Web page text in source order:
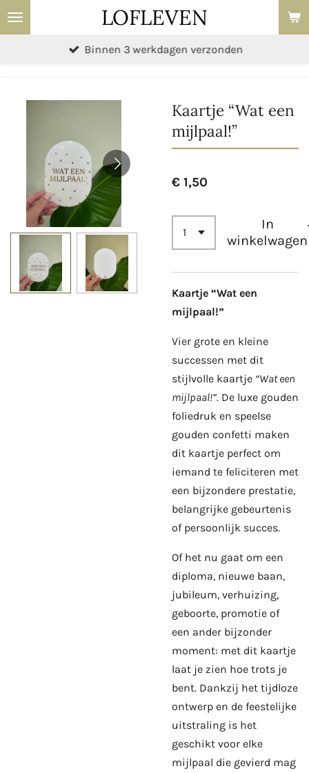
Ga
direct
LOFLEVEN
Binnen 3 werkdagen verzonden
Kaartje “Wat een
mijlpaal!”
€ 1,50
In
winkelwagen
Kaartje “Wat een
mijlpaal!”
Vier grote en kleine
successen met dit
stijlvolle kaartje “Wat een
mijlpaal!”. De luxe gouden
foliedruk en speelse
gouden confetti maken
dit kaartje perfect om
iemand te feliciteren met
een bijzondere prestatie,
belangrijke gebeurtenis
of persoonlijk succes.
Of het nu gaat om een
diploma, nieuwe baan,
jubileum, verhuizing,
geboorte, promotie of
een ander bijzonder
moment: met dit kaartje
laat je zien hoe trots je
bent. Dankzij het tijdloze
ontwerp en de feestelijke
uitstraling is het
geschikt voor elke
mijlpaal die gevierd mag